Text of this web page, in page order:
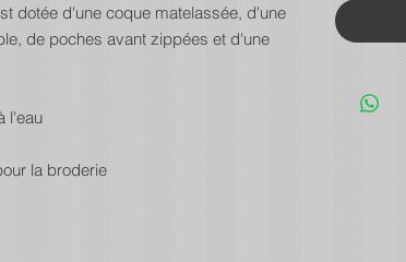
dotée d'une coque matelassée, d'une
de poches avant zippées et d'une
l'eau
la broderie